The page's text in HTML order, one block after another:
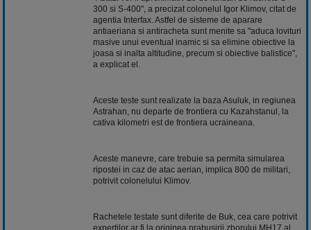
300 si S-400", a precizat colonelul Igor Klimov, citat de
agentia Interfax. Astfel de sisteme de aparare
antiaeriana si antiracheta sunt menite sa "aduca lovituri
masive unui eventual inamic si sa elimine obiective la
joasa si inalta altitudine, precum si obiective balistice",
a explicat el.
Aceste teste sunt realizate la baza Asuluk, in regiunea
Astrahan, nu departe de frontiera cu Kazahstanul, la
cativa kilometri est de frontiera ucraineana.
Aceste manevre, care trebuie sa permita simularea
ripostei in caz de atac aerian, implica 800 de militari,
potrivit colonelului Klimov.
Rachetele testate sunt diferite de Buk, cea care potrivit
expertilor ar fi la originea prabusirii zborului MH17 al